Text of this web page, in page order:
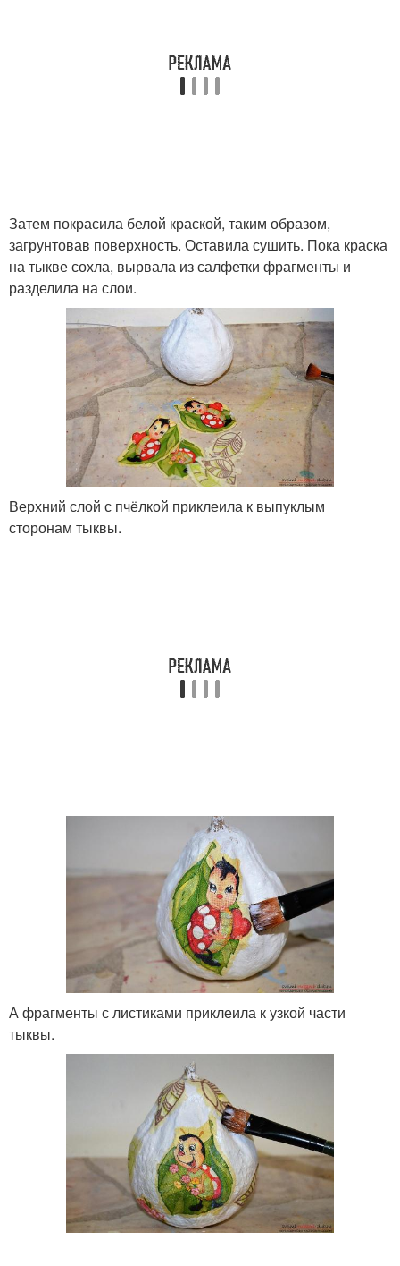
Затем покрасила белой краской, таким образом,
загрунтовав поверхность. Оставила сушить. Пока краска
на тыкве сохла, вырвала из салфетки фрагменты и
разделила на слои.
Верхний слой с пчёлкой приклеила к выпуклым
сторонам тыквы.
А фрагменты с листиками приклеила к узкой части
тыквы.